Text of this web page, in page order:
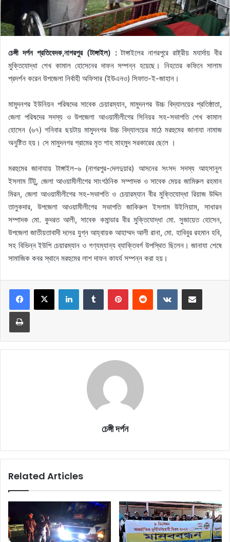
চেঙ্গী দর্পন প্রতিবেদক,নাগরপুর (টাঙ্গাইল) :টাঙ্গাইলের নাগরপুরে রাষ্ট্রীয় মযার্দায় বীর
মুক্তিযোদ্ধা শেখ কামাল হোসেনের দাফন সম্পন্ন হয়েছে। নিহতের কফিনে সালাম
প্রদর্শন করেন উপজেলা নির্বাহী অফিসার (ইউএনও) সিফাত-ই-জাহান।
মামুদনগর ইউনিয়ন পরিষদের সাবেক চেয়ারম্যান, মামুদনগর উচ্চ বিদ্যালয়ের প্রতিষ্ঠাতা,
জেলা পরিষদের সদস্য ও উপজেলা আওয়ামীলীগের সিনিয়র সহ-সভাপতি শেখ কামাল
হোসেন (৬৭) শনিবার ছয়টায় মামুদনগর উচ্চ বিদ্যালয়ের মাঠে মরহুমের জানাযা নামাজ
অনুষ্টিত হয়। সে মামুদনগর গ্রামের মৃত শাহ মাহমুদ সরকারের ছেলে ।
মরহুমের জানাযায় টাঙ্গাইল-৬ (নাগরপুর-দেলদুয়ার) আসনের সংসদ সদস্য আহসানুল
ইসলাম টিটু, জেলা আওয়ামীলীগের সাংগঠনিক সম্পাদক ও সাবেক মেয়র জামিরুল রহমান
মিরন, জেলা আওয়ামীলীগের সহ-সভাপতি ও চেয়ারম্যান বীর মুক্তিযোদ্ধা রিয়াজ উদ্দিন
তালুকদার, উপজেলা আওয়ামীলীগের সভাপতি জাকিরুল ইসলাম উইলিয়াম, সাধারন
সম্পাদক মো. কুদরত আলী, সাবেক কমান্ডার বীর মুক্তিযোদ্ধা মো. সুজায়েত হোসেন,
উপজেলা জাতীয়তাবাদী দলের যুগ্ন আহ্বায়ক আহাম্মদ আলী রানা, মো. হাবিবুর রহমান হবি,
সহ বিভিন্ন ইউপি চেয়ারম্যান ও গণ্যম্যান্য ব্যাক্তিবর্গ উপস্থিত ছিলেন। জানাযা শেষে
সামাজিক কবর স্থানে মরহুমের লাশ দাফন কাযর্য সম্পন্ন করা হয়।
LinkedInTumblr PinterestReddit VKontakteShare via Email
Print
চেঙ্গী দর্পন
Related Articles